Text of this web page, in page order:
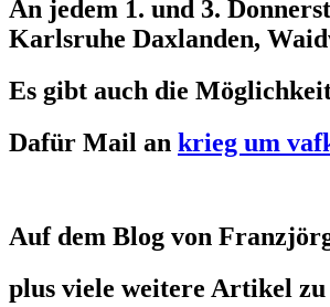
An jedem 1. und 3.
Karlsruhe Daxlanden,
Es gibt auch die
Dafür Mail an krieg um
Auf dem Blog von
plus viele weitere Artikel